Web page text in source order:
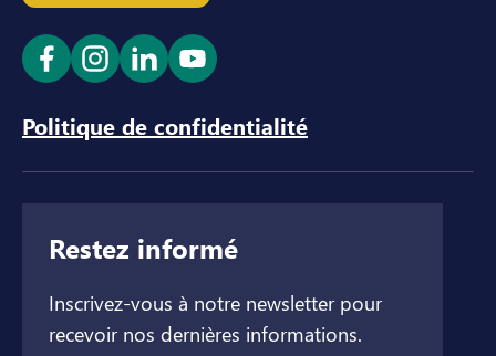
Ouvrir le lien dans un nouvel onglet
Ouvrir le lien dans un nouvel onglet
Ouvrir le lien dans un nouvel
Ouvrir le lien dans un
Politique de confidentialité
Restez informé
Inscrivez-vous à notre newsletter pour
recevoir nos dernières informations.